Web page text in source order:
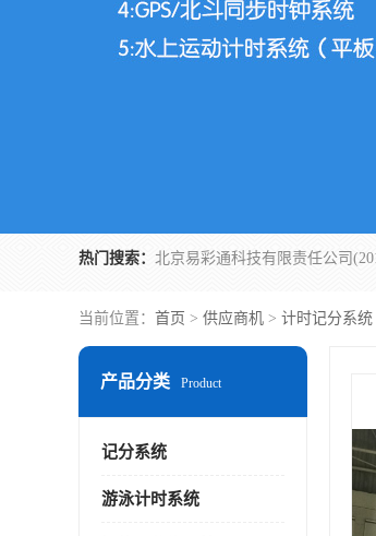
热门搜索：
当前位置： 首页 > 供应商机 > 计时记分系统
产品分类 Product
记分系统
游泳计时系统